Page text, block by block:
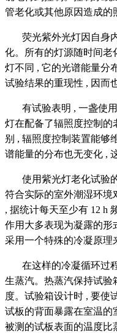
管老化或其他原因造成的
荧光紫外光灯因自身内
化。所有的灯源随时间老
灯不同 , 它的光谱能量分
试验结果的重现性 , 因而
有试验表明 , 一盏使用
灯在配备了辐照度控制的
别 , 辐照度控制装置能够
谱能量的分布也无变化 ,
使用紫光灯老化试验的
符合实际的室外潮湿环境
, 据统计每天至少有 12 h
作用大多表现为凝露的形
采用一个特殊的冷凝原理
在这样的冷凝循环过程
生蒸汽。热蒸汽保持试验
度。试验箱设计时 , 要使
试板的背面暴露在室温的
被测的试板表面的温度比